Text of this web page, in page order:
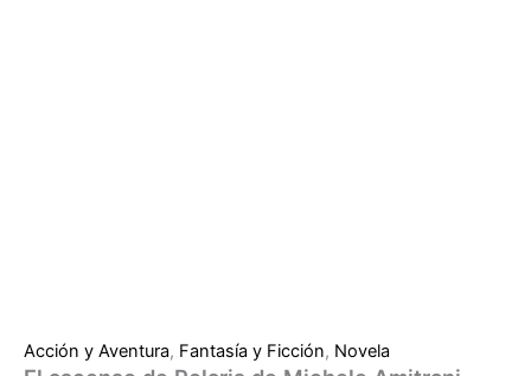
Acción y Aventura, Fantasía y Ficción, Novela